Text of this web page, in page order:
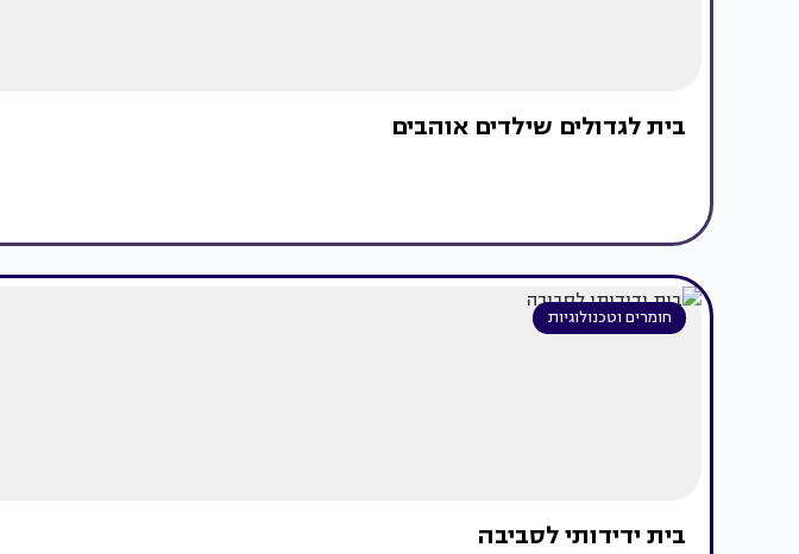
בית לגדולים שילדים אוהבים
חומרים וטכנולוגיות
בית ידידותי לסביבה